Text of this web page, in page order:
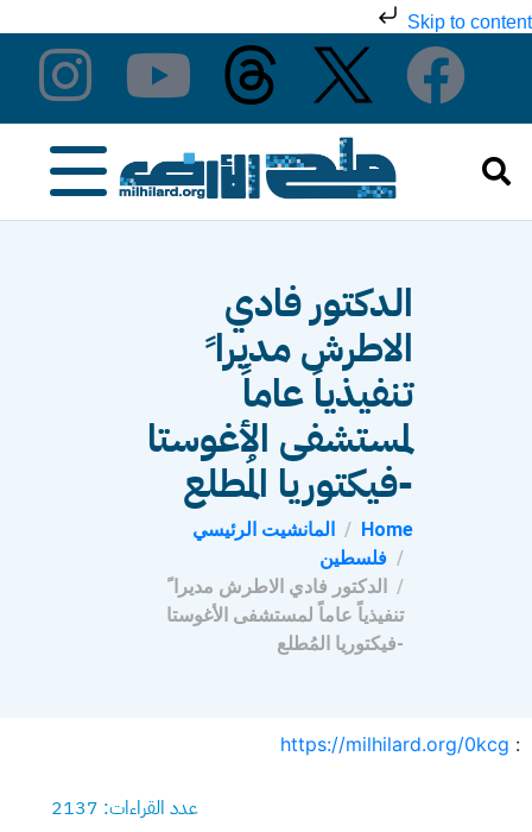
Skip to content
الدكتور فادي
الاطرش مديرا ً
تنفيذياً عاماً
لمستشفى الأغوستا
-فيكتوريا المُطلع
Home
المانشيت الرئيسي
فلسطين
الدكتور فادي الاطرش مديرا ً
تنفيذياً عاماً لمستشفى الأغوستا
-فيكتوريا المُطلع
:
https://milhilard.org/0kcg
عدد القراءات: 2137